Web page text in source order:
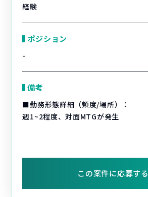
経験
ポジション
-
備考
■勤務形態詳細（頻度/場所）：
週1~2程度、対面MTGが発生
この案件に応募する